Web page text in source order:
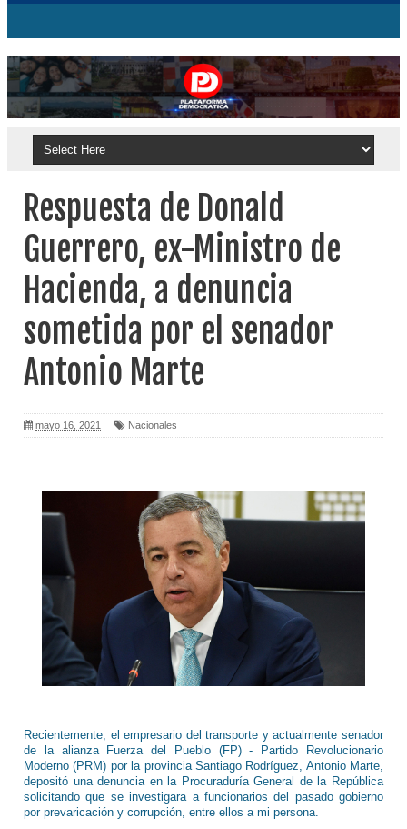
Respuesta de Donald
Guerrero, ex-Ministro de
Hacienda, a denuncia
sometida por el senador
Antonio Marte
mayo 16, 2021 Nacionales
Recientemente, el empresario del transporte y actualmente senador
de la alianza Fuerza del Pueblo (FP) - Partido Revolucionario
Moderno (PRM) por la provincia Santiago Rodríguez, Antonio Marte,
depositó una denuncia en la Procuraduría General de la República
solicitando que se investigara a funcionarios del pasado gobierno
por prevaricación y corrupción, entre ellos a mi persona.